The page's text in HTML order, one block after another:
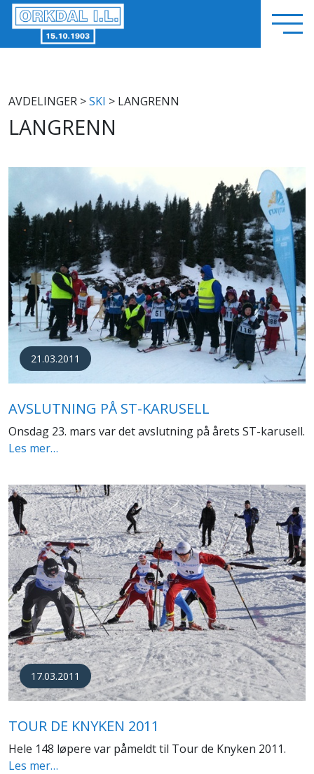
AVDELINGER >SKI > LANGRENN
LANGRENN
21.03.2011
AVSLUTNING PÅ ST-KARUSELL
Onsdag 23. mars var det avslutning på årets ST-karusell.
Les mer…
17.03.2011
TOUR DE KNYKEN 2011
Hele 148 løpere var påmeldt til Tour de Knyken 2011.
Les mer…